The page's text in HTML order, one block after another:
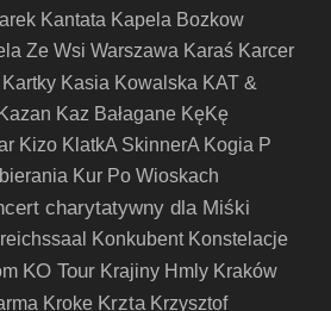
Kantata Kapela Bozkow
Ze Wsi Warszawa Karaś Karcer
Kartky Kasia Kowalska KAT &
Kazan Kaz Bałagane KęKę
Kizo KlatkA SkinnerA Kogia P
Kur Po Wioskach
charytatywny dla Miśki
Konkubent Konstelacje
KO Tour Krajiny Hmly Kraków
Kroke Krzta Krzysztof